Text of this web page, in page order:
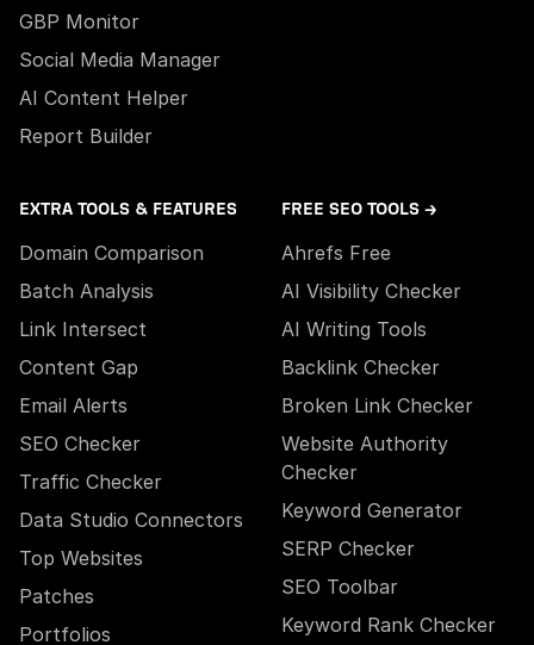
GBP Monitor
Social Media Manager
AI Content Helper
Report Builder
EXTRA TOOLS & FEATURES
Domain Comparison
Batch Analysis
Link Intersect
Content Gap
Email Alerts
SEO Checker
Traffic Checker
Data Studio Connectors
Top Websites
Patches
Portfolios
FREE SEO TOOLS →
Ahrefs Free
AI Visibility Checker
AI Writing Tools
Backlink Checker
Broken Link Checker
Website Authority
Checker
Keyword Generator
SERP Checker
SEO Toolbar
Keyword Rank Checker